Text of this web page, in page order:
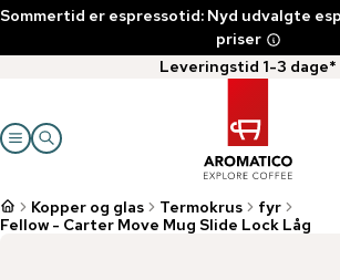
Sommertid er espressotid: Nyd udvalgte
priser
Leveringstid 1-3 dage*
Kopper og glas Termokrus
fyr
Fellow - Carter Move Mug Slide Lock Låg